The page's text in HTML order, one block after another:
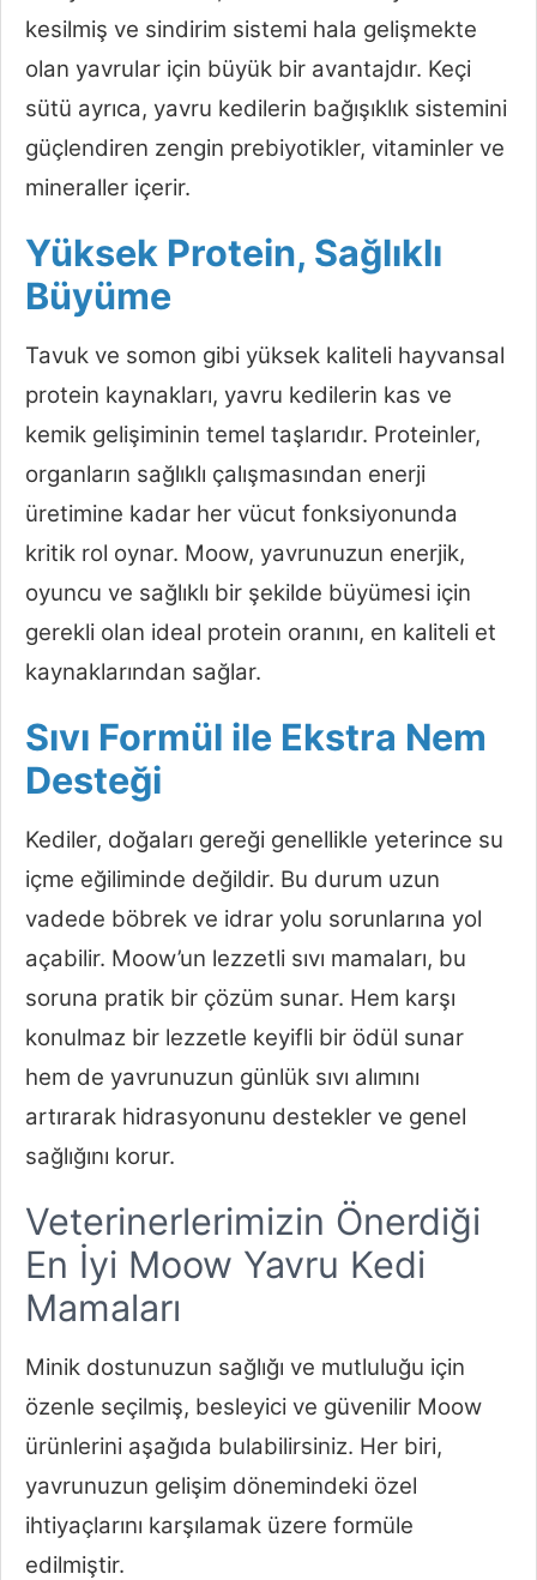
kesilmiş ve sindirim sistemi hala gelişmekte
olan yavrular için büyük bir avantajdır. Keçi
sütü ayrıca, yavru kedilerin bağışıklık sistemini
güçlendiren zengin prebiyotikler, vitaminler ve
mineraller içerir.
Yüksek Protein, Sağlıklı
Büyüme
Tavuk ve somon gibi yüksek kaliteli hayvansal
protein kaynakları, yavru kedilerin kas ve
kemik gelişiminin temel taşlarıdır. Proteinler,
organların sağlıklı çalışmasından enerji
üretimine kadar her vücut fonksiyonunda
kritik rol oynar. Moow, yavrunuzun enerjik,
oyuncu ve sağlıklı bir şekilde büyümesi için
gerekli olan ideal protein oranını, en kaliteli et
kaynaklarından sağlar.
Sıvı Formül ile Ekstra Nem
Desteği
Kediler, doğaları gereği genellikle yeterince su
içme eğiliminde değildir. Bu durum uzun
vadede böbrek ve idrar yolu sorunlarına yol
açabilir. Moow’un lezzetli sıvı mamaları, bu
soruna pratik bir çözüm sunar. Hem karşı
konulmaz bir lezzetle keyifli bir ödül sunar
hem de yavrunuzun günlük sıvı alımını
artırarak hidrasyonunu destekler ve genel
sağlığını korur.
Veterinerlerimizin Önerdiği
En İyi Moow Yavru Kedi
Mamaları
Minik dostunuzun sağlığı ve mutluluğu için
özenle seçilmiş, besleyici ve güvenilir Moow
ürünlerini aşağıda bulabilirsiniz. Her biri,
yavrunuzun gelişim dönemindeki özel
ihtiyaçlarını karşılamak üzere formüle
edilmiştir.